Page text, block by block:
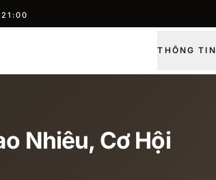
THÔNG TIN
Nhiêu, Cơ Hội